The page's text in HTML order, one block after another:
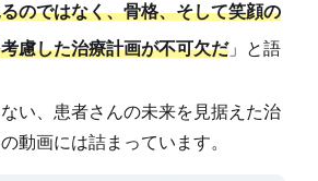
のではなく、骨格、そして笑顔の
慮した治療計画が不可欠だ」と語
い、患者さんの未来を見据えた治
動画には詰まっています。